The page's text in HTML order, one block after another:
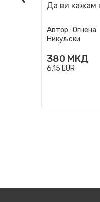
Да ви кажам
Автор : Огнена
Никуљски
380 МКД
6,15 EUR